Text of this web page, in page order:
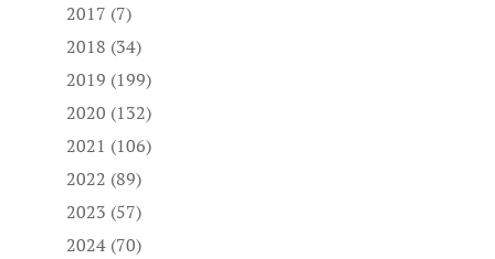
2017 (7)
2018 (34)
2019 (199)
2020 (132)
2021 (106)
2022 (89)
2023 (57)
2024(70)